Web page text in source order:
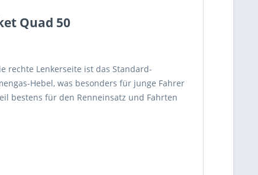
Quad 50
rechte Lenkerseite ist das Standard-
Hebel, was besonders für junge Fahrer
bestens für den Renneinsatz und Fahrten